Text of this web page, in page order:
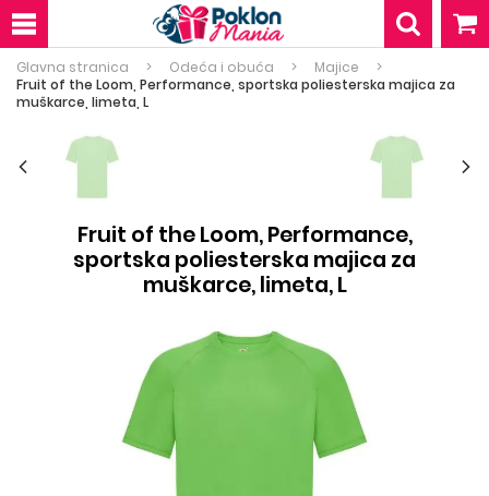
Glavna stranica Odeća i obuća
Majice
Fruit of the Loom, Performance, sportska poliesterska majica za
muškarce, limeta, L
Fruit of the Loom, Performance,
sportska poliesterska majica za
muškarce, limeta, L